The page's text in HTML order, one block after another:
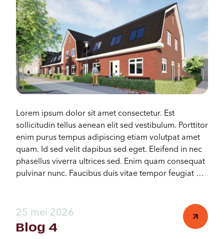
Lorem ipsum dolor sit amet consectetur. Est
sollicitudin tellus aenean elit sed vestibulum. Porttitor
enim purus tempus adipiscing etiam volutpat amet
quam. Id sed velit dapibus sed eget. Eleifend in nec
phasellus viverra ultrices sed. Enim quam consequat
pulvinar nunc. Faucibus duis vitae tempor feugiat at
25 mei 2026
Blog 4